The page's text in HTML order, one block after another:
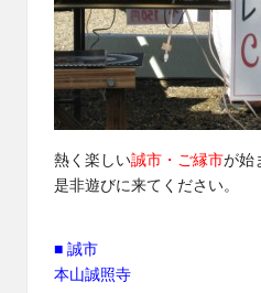
熱く楽しい誠市・ご縁市が始
是非遊びに来てください。
■ 誠市
本山誠照寺